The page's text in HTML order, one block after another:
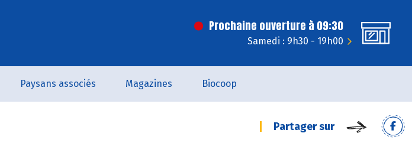
Prochaine ouverture à 09:30
Samedi : 9h30 - 19h00
Paysans associés Magazines Biocoop
Partager sur